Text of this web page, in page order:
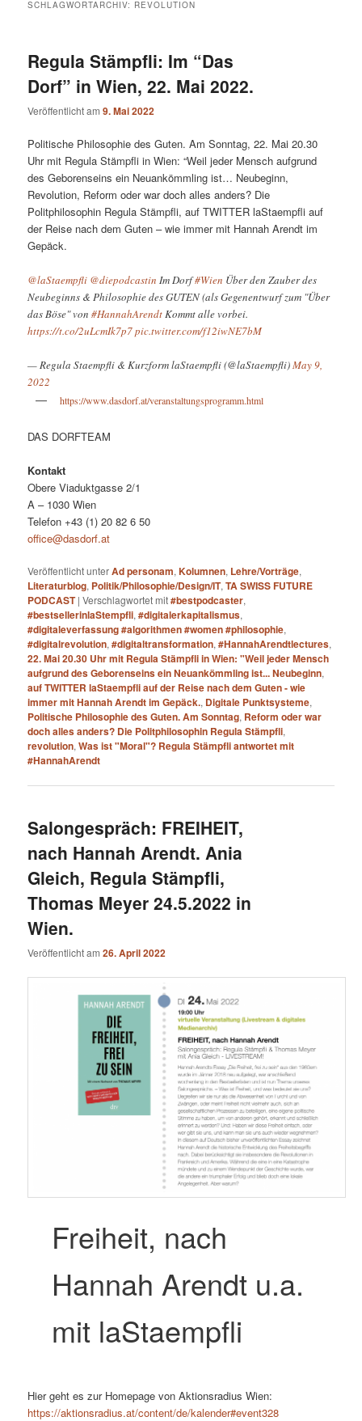
SCHLAGWORTARCHIV: REVOLUTION
Regula Stämpfli: Im “Das
Dorf” in Wien, 22. Mai 2022.
Veröffentlicht am9. Mai 2022
Politische Philosophie des Guten. Am Sonntag, 22. Mai 20.30
Uhr mit Regula Stämpfli in Wien: “Weil jeder Mensch aufgrund
des Geborenseins ein Neuankömmling ist… Neubeginn,
Revolution, Reform oder war doch alles anders? Die
Politphilosophin Regula Stämpfli, auf TWITTER laStaempfli auf
der Reise nach dem Guten – wie immer mit Hannah Arendt im
Gepäck.
@laStaempfli @diepodcastin Im Dorf#Wien Über den Zauber des
Neubeginns & Philosophie des GUTEN (als Gegenentwurf zum "Über
das Böse" von#HannahArendt Kommt alle vorbei.
https://t.co/2uLcmIk7p7pic.twitter.com/f12iwNE7bM
— Regula Staempfli & Kurzform laStaempfli (@laStaempfli)May 9,
2022
https://www.dasdorf.at/veranstaltungsprogramm.html
DAS DORFTEAM
Kontakt
Obere Viaduktgasse 2/1
A – 1030 Wien
Telefon +43 (1) 20 82 6 50
office@dasdorf.at
Veröffentlicht unterAd personam,Kolumnen, Lehre/Vorträge,
Literaturblog, Politik/Philosophie/Design/IT,TA SWISS FUTURE
PODCAST |Verschlagwortet mit#bestpodcaster,
#bestsellerinlaStempfli,#digitalerkapitalismus,
#digitaleverfassung #algorithmen #women #philosophie,
#digitalrevolution,#digitaltransformation,#HannahArendtlectures,
22. Mai 20.30 Uhr mit Regula Stämpfli in Wien: "Weil jeder Mensch
aufgrund des Geborenseins ein Neuankömmling ist... Neubeginn,
auf TWITTER laStaempfli auf der Reise nach dem Guten - wie
immer mit Hannah Arendt im Gepäck., Digitale Punktsysteme,
Politische Philosophie des Guten. Am Sonntag, Reform oder war
doch alles anders? Die Politphilosophin Regula Stämpfli,
revolution,Was ist "Moral"? Regula Stämpfli antwortet mit
#HannahArendt
Salongespräch: FREIHEIT,
nach Hannah Arendt. Ania
Gleich, Regula Stämpfli,
Thomas Meyer 24.5.2022 in
Wien.
Veröffentlicht am26. April 2022
Freiheit, nach
Hannah Arendt u.a.
mit laStaempfli
Hier geht es zur Homepage von Aktionsradius Wien:
https://aktionsradius.at/content/de/kalender#event328